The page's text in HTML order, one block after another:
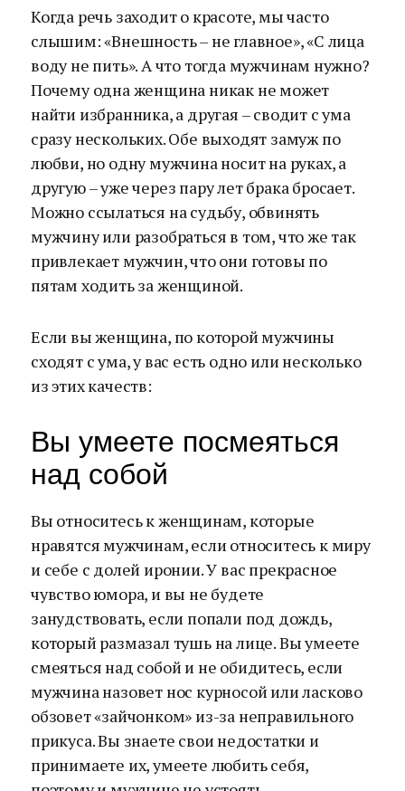
Когда речь заходит о красоте, мы часто
слышим: «Внешность – не главное», «С лица
воду не пить». А что тогда мужчинам нужно?
Почему одна женщина никак не может
найти избранника, а другая – сводит с ума
сразу нескольких. Обе выходят замуж по
любви, но одну мужчина носит на руках, а
другую – уже через пару лет брака бросает.
Можно ссылаться на судьбу, обвинять
мужчину или разобраться в том, что же так
привлекает мужчин, что они готовы по
пятам ходить за женщиной.
Если вы женщина, по которой мужчины
сходят с ума, у вас есть одно или несколько
из этих качеств:
Вы умеете посмеяться
над собой
Вы относитесь к женщинам, которые
нравятся мужчинам, если относитесь к миру
и себе с долей иронии. У вас прекрасное
чувство юмора, и вы не будете
занудствовать, если попали под дождь,
который размазал тушь на лице. Вы умеете
смеяться над собой и не обидитесь, если
мужчина назовет нос курносой или ласково
обзовет «зайчонком» из-за неправильного
прикуса. Вы знаете свои недостатки и
принимаете их, умеете любить себя,